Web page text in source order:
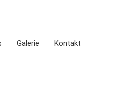
Galerie Kontakt